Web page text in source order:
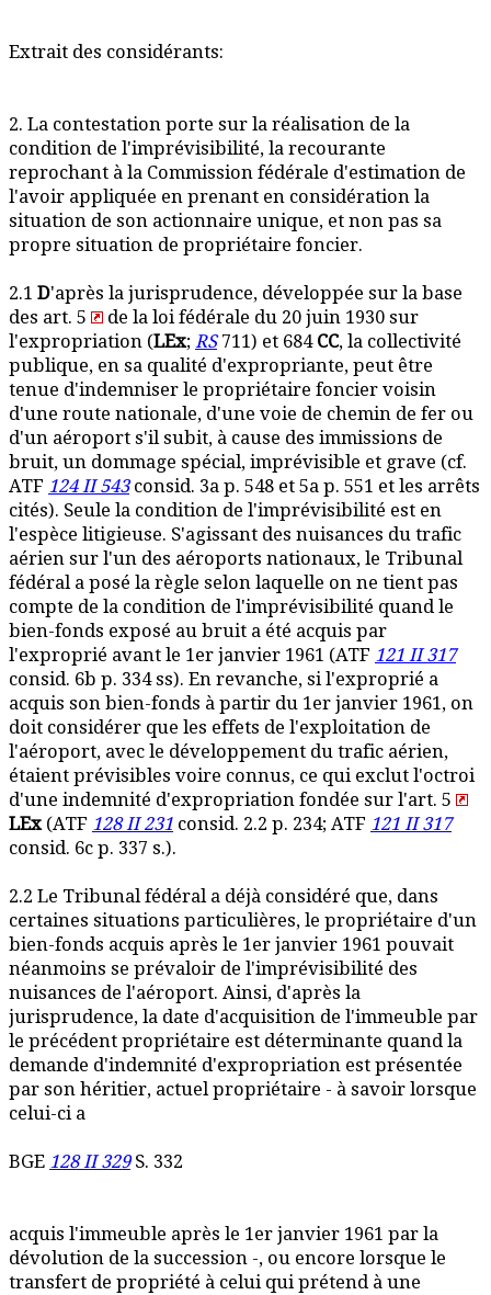
Extrait des considérants:
2. La contestation porte sur la réalisation de la
condition de l'imprévisibilité, la recourante
reprochant à la Commission fédérale d'estimation de
l'avoir appliquée en prenant en considération la
situation de son actionnaire unique, et non pas sa
propre situation de propriétaire foncier.
2.1 D'après la jurisprudence, développée sur la base
des art. 5
de la loi fédérale du 20 juin 1930 sur
l'expropriation (LEx; RS711) et 684 CC, la collectivité
publique, en sa qualité d'expropriante, peut être
tenue d'indemniser le propriétaire foncier voisin
d'une route nationale, d'une voie de chemin de fer ou
d'un aéroport s'il subit, à cause des immissions de
bruit, un dommage spécial, imprévisible et grave (cf.
ATF 124 II 543consid. 3a p. 548 et 5a p. 551 et les arrêts
cités). Seule la condition de l'imprévisibilité est en
l'espèce litigieuse. S'agissant des nuisances du trafic
aérien sur l'un des aéroports nationaux, le Tribunal
fédéral a posé la règle selon laquelle on ne tient pas
compte de la condition de l'imprévisibilité quand le
bien-fonds exposé au bruit a été acquis par
l'exproprié avant le 1er janvier 1961 (ATF 121 II 317
consid. 6b p. 334 ss). En revanche, si l'exproprié a
acquis son bien-fonds à partir du 1er janvier 1961, on
doit considérer que les effets de l'exploitation de
l'aéroport, avec le développement du trafic aérien,
étaient prévisibles voire connus, ce qui exclut l'octroi
d'une indemnité d'expropriation fondée sur l'art. 5
LEx(ATF 128 II 231 consid. 2.2 p. 234; ATF 121 II 317
consid. 6c p. 337 s.).
2.2 Le Tribunal fédéral a déjà considéré que, dans
certaines situations particulières, le propriétaire d'un
bien-fonds acquis après le 1er janvier 1961 pouvait
néanmoins se prévaloir de l'imprévisibilité des
nuisances de l'aéroport. Ainsi, d'après la
jurisprudence, la date d'acquisition de l'immeuble par
le précédent propriétaire est déterminante quand la
demande d'indemnité d'expropriation est présentée
par son héritier, actuel propriétaire - à savoir lorsque
celui-ci a
BGE 128 II 329S. 332
acquis l'immeuble après le 1er janvier 1961 par la
dévolution de la succession -, ou encore lorsque le
transfert de propriété à celui qui prétend à une